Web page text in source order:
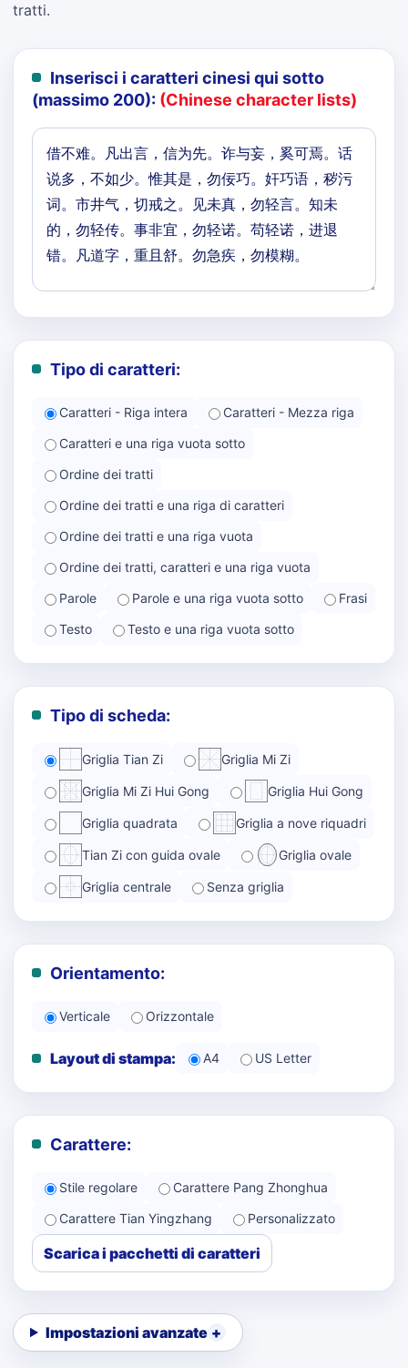
tratti.
Inserisci i caratteri cinesi qui sotto
(massimo 200): (Chinese character lists)
Tipo di caratteri:
Caratteri - Riga intera
Caratteri - Mezza riga
Caratteri e una riga vuota sotto
Ordine dei tratti
Ordine dei tratti e una riga di caratteri
Ordine dei tratti e una riga vuota
Ordine dei tratti, caratteri e una riga vuota
Parole
Parole e una riga vuota sotto
Frasi
Testo
Testo e una riga vuota sotto
Tipo di scheda:
Griglia Tian Zi Griglia Mi Zi
Griglia Mi Zi Hui Gong Griglia Hui Gong
Griglia quadrata Griglia a nove riquadri
Tian Zi con guida ovale Griglia ovale
Griglia centrale Senza griglia
Orientamento:
Verticale Orizzontale
Layout di stampa: A4 US Letter
Carattere:
Stile regolare
Carattere Pang Zhonghua
Carattere Tian Yingzhang
Personalizzato
Scarica i pacchetti di caratteri
Impostazioni avanzate